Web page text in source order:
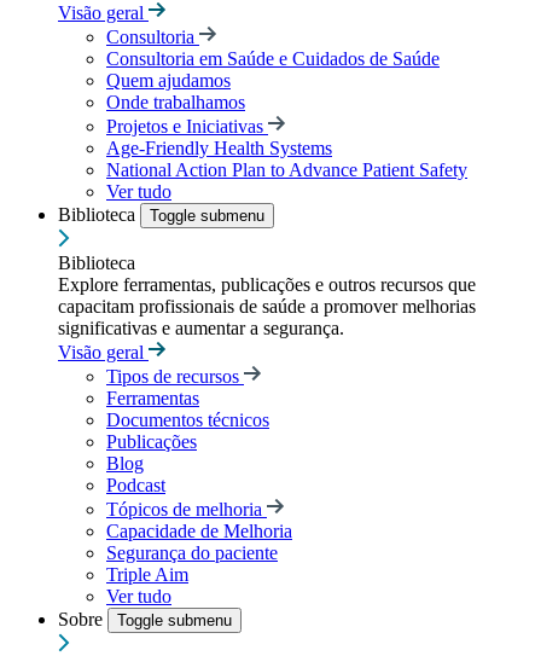
Visão geral
Consultoria
Consultoria em Saúde e Cuidados de Saúde
Quem ajudamos
Onde trabalhamos
Projetos e Iniciativas
Age-Friendly Health Systems
National Action Plan to Advance Patient Safety
Ver tudo
Biblioteca
Toggle submenu
Biblioteca
Explore ferramentas, publicações e outros recursos que
capacitam profissionais de saúde a promover melhorias
significativas e aumentar a segurança.
Visão geral
Tipos de recursos
Ferramentas
Documentos técnicos
Publicações
Blog
Podcast
Tópicos de melhoria
Capacidade de Melhoria
Segurança do paciente
Triple Aim
Ver tudo
Sobre
Toggle submenu